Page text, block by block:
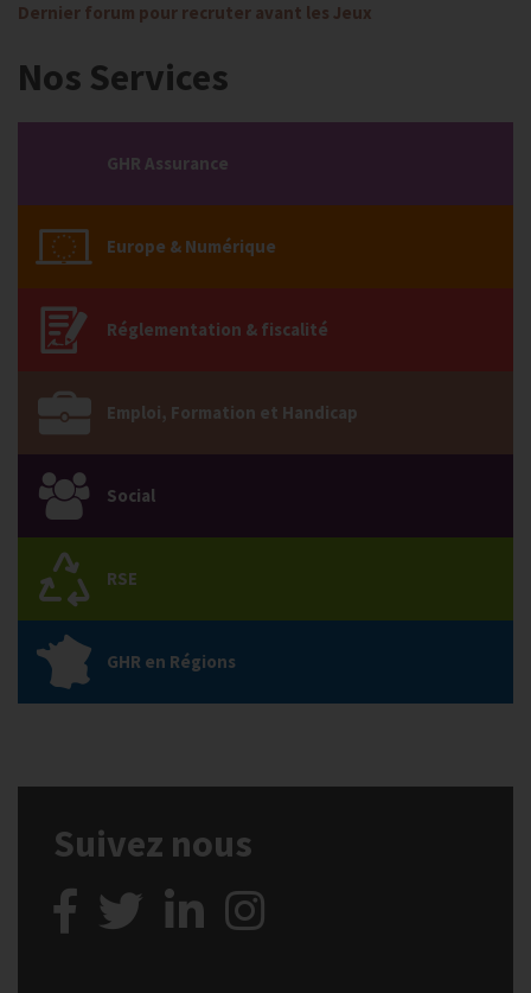
Dernier forum pour recruter avant les Jeux
Nos Services
GHR Assurance
Europe & Numérique
Réglementation & fiscalité
Emploi, Formation et Handicap
Social
RSE
GHR en Régions
Suivez nous